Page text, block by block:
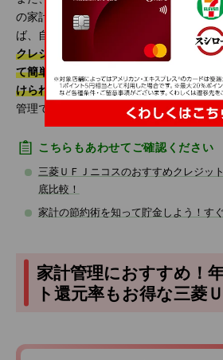
の家計管理も重要です。家計管理を行っ
ば、自由に使えるお金を増やすことがで
クレジットカードを活用すれば、WEB
て簡単に支出管理ができたり、日常の支
けられたりするのでお得です。クレジッ
管理で、賢い節約を心掛けていきましょ
こちらもあわせてご確認ください
三菱ＵＦＪニコスのおすすめクレジッ
底比較！
家計の節約術を知って貯金しよう！す
家計管理におすすめ！
ト還元率もお得な三菱